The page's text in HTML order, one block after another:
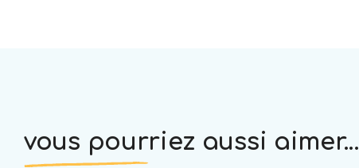
vous pourriez aussi aimer...